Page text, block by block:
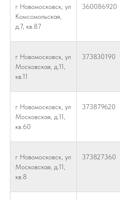
г Новомосковск, ул
Комсомольская,
д.7, кв.87
360086920
г Новомосковск, ул
Московская, д.11,
кв.11
373830190
г Новомосковск, ул
Московская, д.11,
кв.60
373879620
г Новомосковск, ул
Московская, д.11,
кв.8
373827360